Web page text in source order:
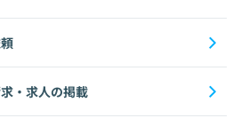
・求人の掲載